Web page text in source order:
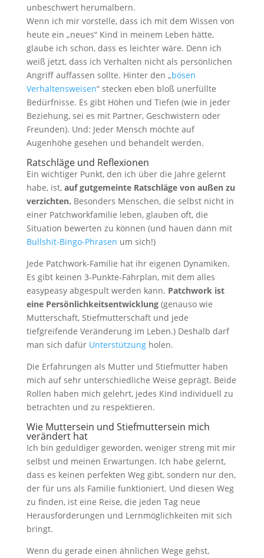
unbeschwert herumalbern.
Wenn ich mir vorstelle, dass ich mit dem Wissen von
heute ein „neues“ Kind in meinem Leben hätte,
glaube ich schon, dass es leichter wäre. Denn ich
weiß jetzt, dass ich Verhalten nicht als persönlichen
Angriff auffassen sollte. Hinter den „bösen
Verhaltensweisen“ stecken eben bloß unerfüllte
Bedürfnisse. Es gibt Höhen und Tiefen (wie in jeder
Beziehung, sei es mit Partner, Geschwistern oder
Freunden). Und: Jeder Mensch möchte auf
Augenhöhe gesehen und behandelt werden.
Ratschläge und Reflexionen
Ein wichtiger Punkt, den ich über die Jahre gelernt
habe, ist, auf gutgemeinte Ratschläge von außen zu
verzichten. Besonders Menschen, die selbst nicht in
einer Patchworkfamilie leben, glauben oft, die
Situation bewerten zu können (und hauen dann mit
Bullshit-Bingo-Phrasen um sich!)
Jede Patchwork-Familie hat ihr eigenen Dynamiken.
Es gibt keinen 3-Punkte-Fahrplan, mit dem alles
easypeasy abgespult werden kann. Patchwork ist
eine Persönlichkeitsentwicklung (genauso wie
Mutterschaft, Stiefmutterschaft und jede
tiefgreifende Veränderung im Leben.) Deshalb darf
man sich dafür Unterstützung holen.
Die Erfahrungen als Mutter und Stiefmutter haben
mich auf sehr unterschiedliche Weise geprägt. Beide
Rollen haben mich gelehrt, jedes Kind individuell zu
betrachten und zu respektieren.
Wie Muttersein und Stiefmuttersein mich
verändert hat
Ich bin geduldiger geworden, weniger streng mit mir
selbst und meinen Erwartungen. Ich habe gelernt,
dass es keinen perfekten Weg gibt, sondern nur den,
der für uns als Familie funktioniert. Und diesen Weg
zu finden, ist eine Reise, die jeden Tag neue
Herausforderungen und Lernmöglichkeiten mit sich
bringt.
Wenn du gerade einen ähnlichen Wege gehst,